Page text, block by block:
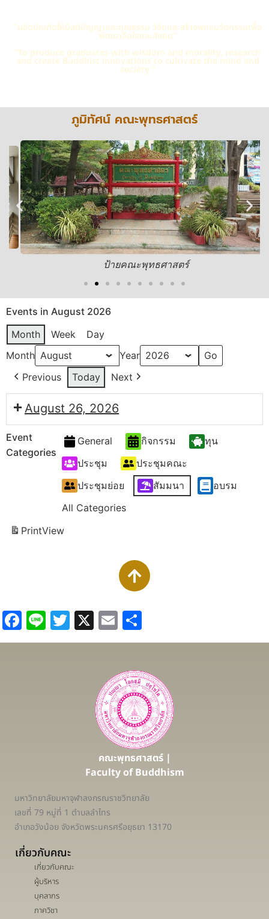
"ผลิตบัณฑิตให้มีสติปัญญาและคุณธรรม วิจัยและสร้างพุทธนวัตกรรมเพื่อ
พัฒนาจิตใจและสังคม"
"To produce graduates with wisdom and morality, research
and create Buddhist innovations to cultivate the mind and
society."
ภูมิทัศน์ คณะพุทธศาสตร์
ป้ายคณะพุทธศาสตร์
Events in August 2026
Month
Week
Day
Month
Year
Previous
Today Next
August 26, 2026
Event
Categories
General กิจกรรม
ทุน
ประชุม
ประชุมคณะ
ประชุมย่อย
สัมมนา
อบรม
All Categories
PrintView
Facebook
LineTwitter
X Email
คณะพุทธศาสตร์ |
Faculty of Buddhism
มหาวิทยาลัยมหาจุฬาลงกรณราชวิทยาลัย
เลขที่ 79 หมู่ที่ 1 ตำบลลำไทร
อำเภอวังน้อย จังหวัดพระนครศรีอยุธยา 13170
เกี่ยวกับคณะ
เกี่ยวกับคณะ
ผู้บริหาร
บุคลากร
ภาควิชา